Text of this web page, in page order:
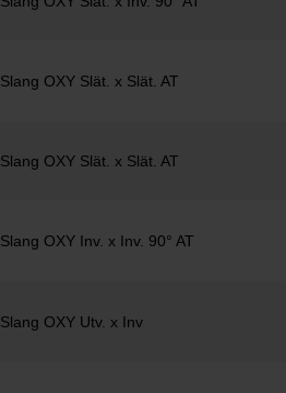
Slang OXY Slät. x Slät. AT
Slang OXY Slät. x Slät. AT
Slang OXY Inv. x Inv. 90° AT
Slang OXY Utv. x Inv